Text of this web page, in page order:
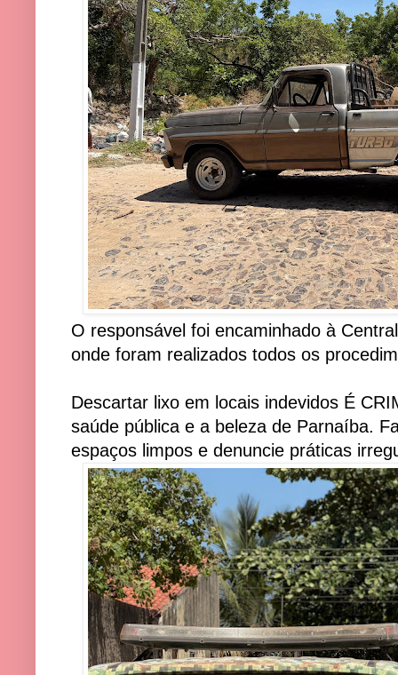
O responsável foi encaminhado à
onde foram realizados todos os
Descartar lixo em locais indevidos É
saúde pública e a beleza de Parnaíba.
espaços limpos e denuncie práticas